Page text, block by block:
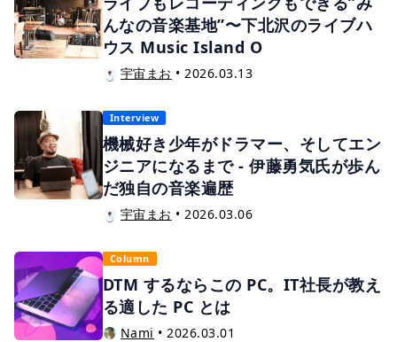
んなの音楽基地”〜下北沢のライブハ
ウス Music Island O
宇宙まお •2026.03.13
Interview
機械好き少年がドラマー、そしてエン
ジニアになるまで - 伊藤勇気氏が歩ん
だ独自の音楽遍歴
宇宙まお •2026.03.06
Column
DTM するならこの PC。IT社長が教え
る適した PC とは
Nami •2026.03.01